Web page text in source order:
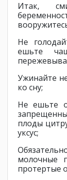
Итак,
Не
ешьте
Ужинайте
ко сну;
Не ешьте
плоды
уксус;
молочные
протертые